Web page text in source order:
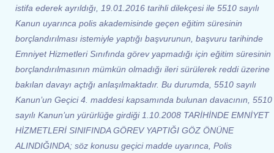
istifa ederek ayrıldığı, 19.01.2016 tarihli dilekçesi ile 5510 sayılı
Kanun uyarınca polis akademisinde geçen eğitim süresinin
borçlandırılması istemiyle yaptığı başvurunun, başvuru tarihinde
Emniyet Hizmetleri Sınıfında görev yapmadığı için eğitim süresinin
borçlandırılmasının mümkün olmadığı ileri sürülerek reddi üzerine
bakılan davayı açtığı anlaşılmaktadır. Bu durumda, 5510 sayılı
Kanun’un Geçici 4. maddesi kapsamında bulunan davacının, 5510
sayılı Kanun’un yürürlüğe girdiği 1.10.2008 TARİHİNDE EMNİYET
HİZMETLERİ SINIFINDA GÖREV YAPTIĞI GÖZ ÖNÜNE
ALINDIĞINDA; söz konusu geçici madde uyarınca, Polis